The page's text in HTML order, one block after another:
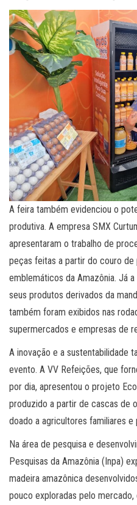
A feira também evidenciou o
produtiva. A empresa SMX
apresentaram o trabalho de
peças feitas a partir do couro de
emblemáticos da Amazônia. Já
seus produtos derivados da
também foram exibidos nas
supermercados e empresas de
A inovação e a sustentabilidade
evento. A VV Refeições, que
por dia, apresentou o projeto
produzido a partir de cascas de
doado a agricultores familiares e
Na área de pesquisa e
Pesquisas da Amazônia (Inpa)
madeira amazônica
pouco exploradas pelo